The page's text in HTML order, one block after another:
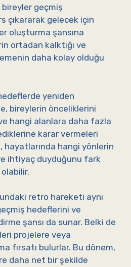
bireyler geçmiş
çıkararak gelecek için
oluşturma şansına
ortadan kalktığı ve
daha kolay olduğu
yeniden
bireylerin önceliklerini
hangi alanlara daha fazla
karar vermeleri
hayatlarında hangi yönlerin
ihtiyaç duyduğunu fark
retro hareketi aynı
hedeflerini ve
şansı da sunar. Belki de
projelere veya
fırsatı bulurlar. Bu dönem,
daha net bir şekilde